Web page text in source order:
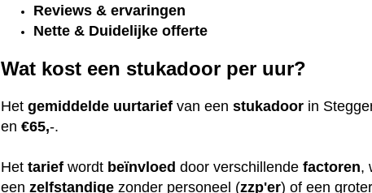
Reviews & ervaringen
Nette & Duidelijke offerte
Wat kost een stukadoor per uur?
Hetgemiddelde uurtarief van eenstukadoor in
en€65,-.
Hettarief wordt beïnvloed door verschillendefactoren,
eenzelfstandige zonder personeel (zzp'er) of een